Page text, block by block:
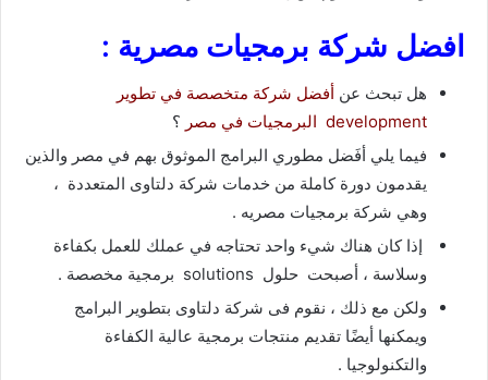
افضل شركة برمجيات مصرية :
هل تبحث عن أفضل شركة متخصصة في تطوير
development البرمجيات في مصر
؟
فيما يلي أفَضل مطوري البرامج الموثوق بهم في مصر والذين
يقدمون دورة كاملة من خدمات شركة دلتاوى المتعددة ،
وهي شركة برمجيات مصريه .
إذا كان هناك شيء واحد تحتاجه في عملك للعمل بكفاءة
وسلاسة ، أصبحت حلول solutions برمجية مخصصة .
ولكن مع ذلك ، نقوم فى شركة دلتاوى بتطوير البرامج
ويمكنها أيضًا تقديم منتجات برمجية عالية الكفاءة
والتكنولوجيا .